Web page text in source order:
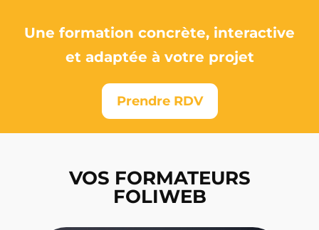
Une formation concrète, interactive
et adaptée à votre projet
Prendre RDV
VOS FORMATEURS
FOLIWEB